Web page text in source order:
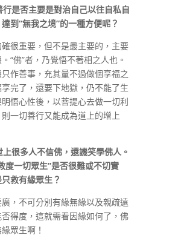
行是否主要是對治自己以往自私自
到“無我之境”的一種方便呢？
很重要，但不是最主要的，主要
“佛”者，乃覺悟不著相之人也。
作善事，充其量不過做個享福之
完了，還要下地獄，仍不能了生
悟心性後，以菩提心去做一切利
一切善行又能成為道上的增上
上很多人不信佛，還譏笑學佛人。
度一切眾生”是否很難或不切實
救有緣眾生？
，不可分別有緣無緣以及親疏遠
得度，這就需看因緣如何了，佛
眾生啊！